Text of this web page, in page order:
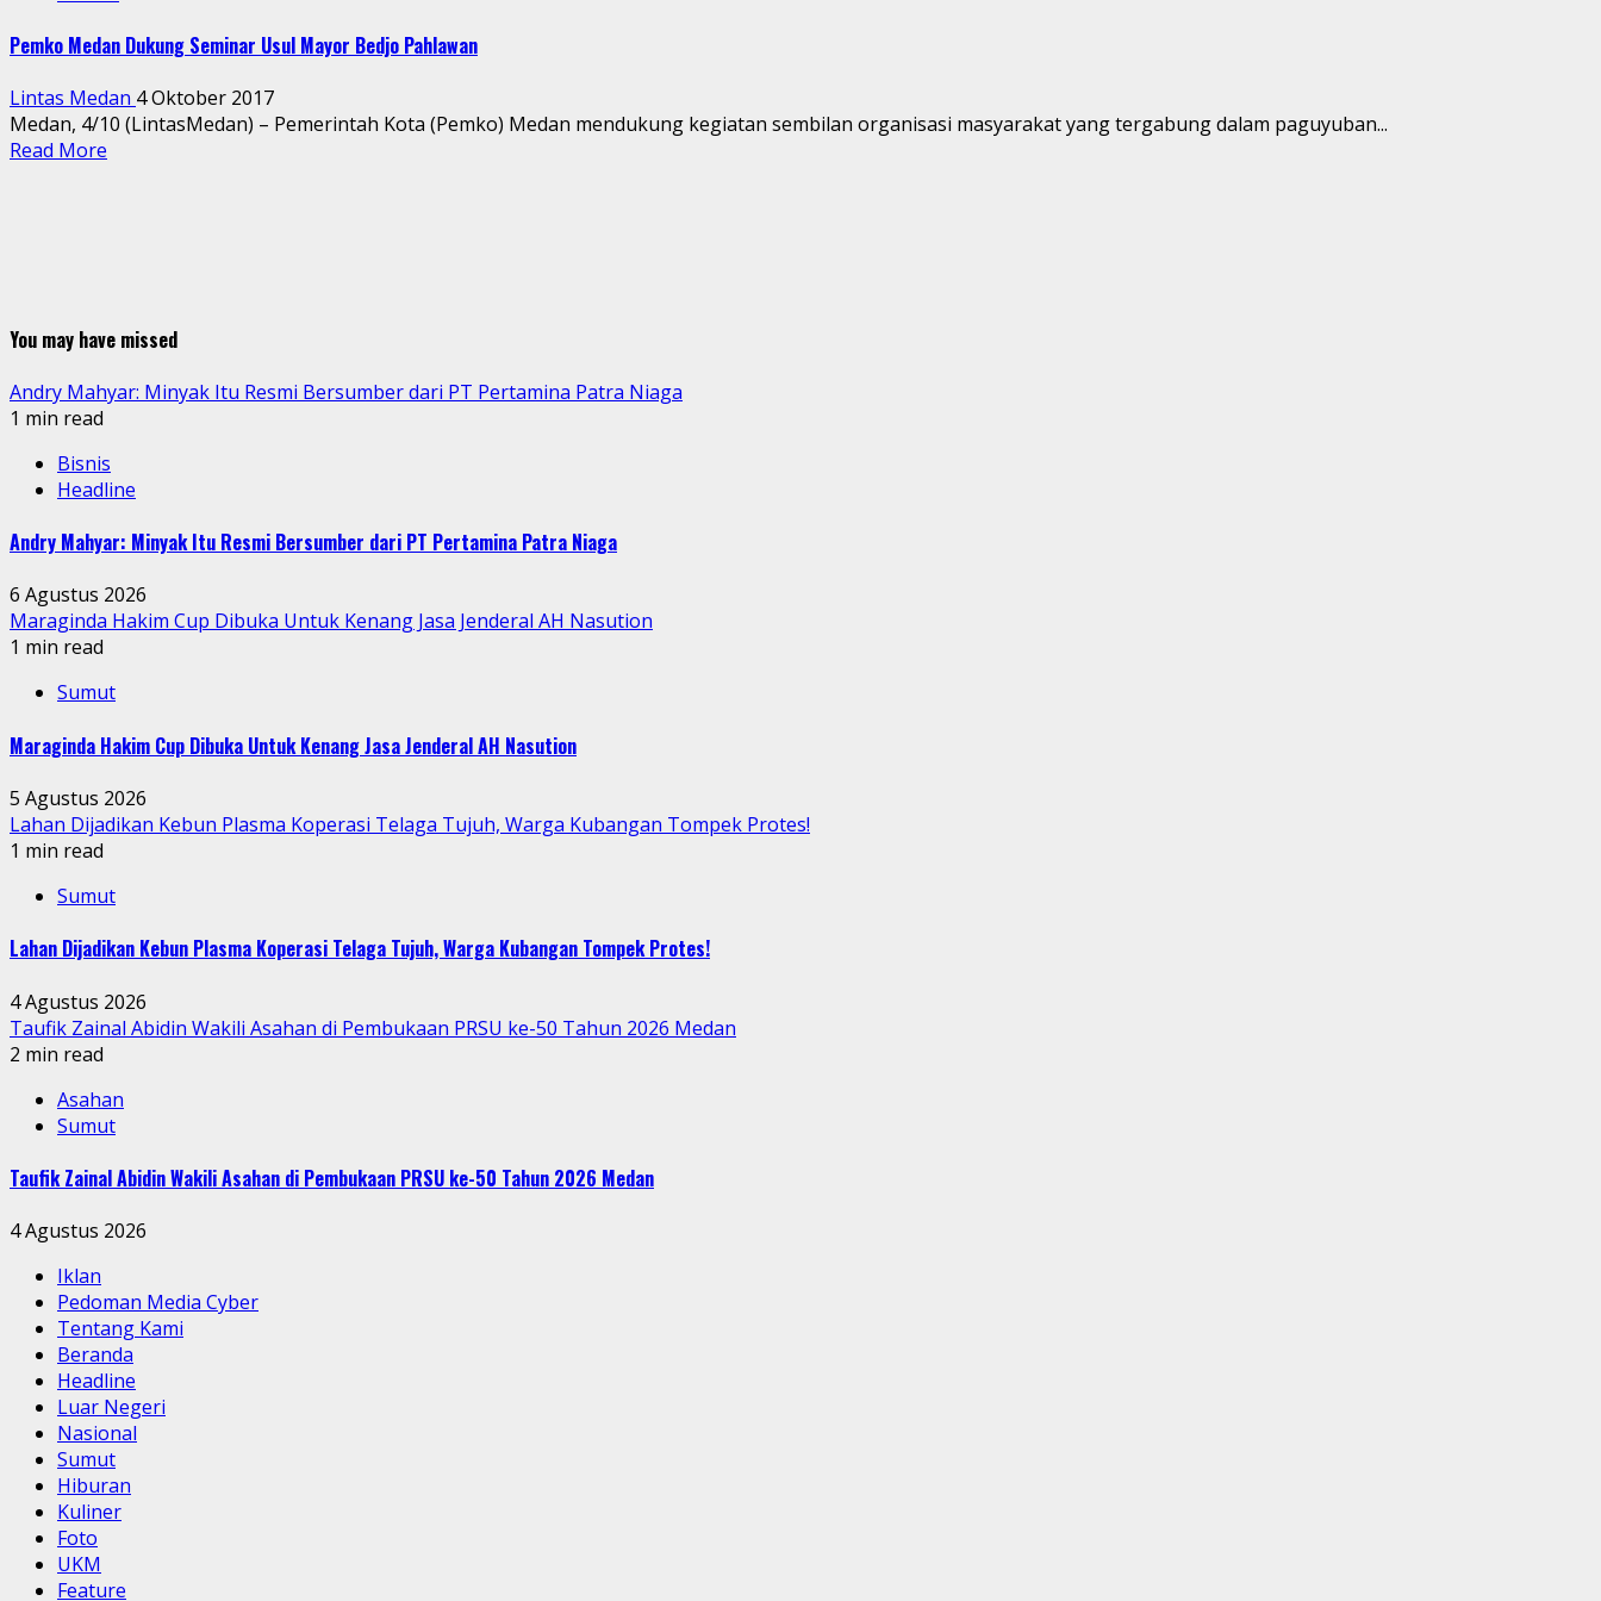
Pemko Medan Dukung Seminar Usul Mayor Bedjo Pahlawan
Lintas Medan 4 Oktober 2017
Medan, 4/10 (LintasMedan) – Pemerintah Kota (Pemko) Medan mendukung kegiatan sembilan organisasi masyarakat yang tergabung dalam paguyuban...
Read More
You may have missed
Andry Mahyar: Minyak Itu Resmi Bersumber dari PT Pertamina Patra Niaga
1 min read
Bisnis
Headline
Andry Mahyar: Minyak Itu Resmi Bersumber dari PT Pertamina Patra Niaga
6 Agustus 2026
Maraginda Hakim Cup Dibuka Untuk Kenang Jasa Jenderal AH Nasution
1 min read
Sumut
Maraginda Hakim Cup Dibuka Untuk Kenang Jasa Jenderal AH Nasution
5 Agustus 2026
Lahan Dijadikan Kebun Plasma Koperasi Telaga Tujuh, Warga Kubangan Tompek Protes!
1 min read
Sumut
Lahan Dijadikan Kebun Plasma Koperasi Telaga Tujuh, Warga Kubangan Tompek Protes!
4 Agustus 2026
Taufik Zainal Abidin Wakili Asahan di Pembukaan PRSU ke-50 Tahun 2026 Medan
2 min read
Asahan
Sumut
Taufik Zainal Abidin Wakili Asahan di Pembukaan PRSU ke-50 Tahun 2026 Medan
4 Agustus 2026
Iklan
Pedoman Media Cyber
Tentang Kami
Beranda
Headline
Luar Negeri
Nasional
Sumut
Hiburan
Kuliner
Foto
UKM
Feature